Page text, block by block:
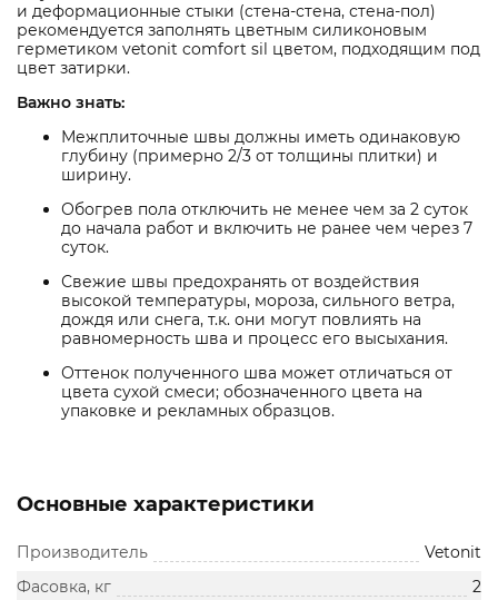
и деформационные стыки (стена-стена, стена-пол)
рекомендуется заполнять цветным силиконовым
герметиком vetonit comfort sil цветом, подходящим под
цвет затирки.
Важно знать:
Межплиточные швы должны иметь одинаковую
глубину (примерно 2/3 от толщины плитки) и
ширину.
Обогрев пола отключить не менее чем за 2 суток
до начала работ и включить не ранее чем через 7
суток.
Свежие швы предохранять от воздействия
высокой температуры, мороза, сильного ветра,
дождя или снега, т.к. они могут повлиять на
равномерность шва и процесс его высыхания.
Оттенок полученного шва может отличаться от
цвета сухой смеси; обозначенного цвета на
упаковке и рекламных образцов.
Основные характеристики
Производитель
Vetonit
Фасовка, кг
2